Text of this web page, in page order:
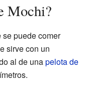
Mochi?
puede comer
sirve con un
al de unapelota de